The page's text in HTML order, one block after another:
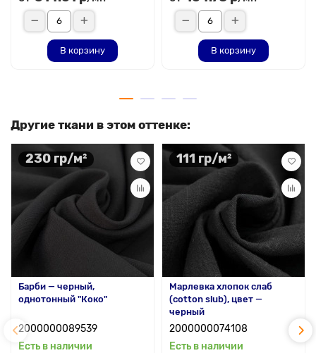
В корзину В корзину
Другие ткани в этом оттенке:
230 гр/м²
Барби — черный,
однотонный "Коко"
2000000089539
Есть в наличии
111 гр/м²
Марлевка хлопок слаб
(cotton slub), цвет —
черный
2000000074108
Есть в наличии